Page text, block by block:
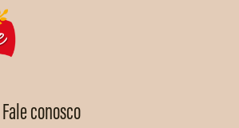
Fale conosco